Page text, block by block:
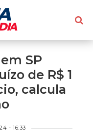
SP
de R$ 1
calcula
- 16:33